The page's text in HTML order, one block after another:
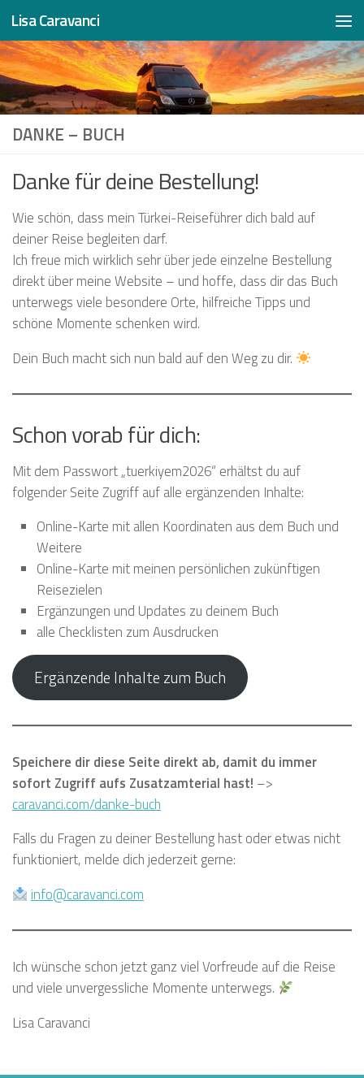
Zum Inhalt springen
Lisa Caravanci
DANKE – BUCH
Danke für deine Bestellung!
Wie schön, dass mein Türkei-Reiseführer dich bald auf
deiner Reise begleiten darf.
Ich freue mich wirklich sehr über jede einzelne Bestellung
direkt über meine Website – und hoffe, dass dir das Buch
unterwegs viele besondere Orte, hilfreiche Tipps und
schöne Momente schenken wird.
Dein Buch macht sich nun bald auf den Weg zu dir.
Schon vorab für dich:
Mit dem Passwort „tuerkiyem2026“ erhältst du auf
folgender Seite Zugriff auf alle ergänzenden Inhalte:
Online-Karte mit allen Koordinaten aus dem Buch und
Weitere
Online-Karte mit meinen persönlichen zukünftigen
Reisezielen
Ergänzungen und Updates zu deinem Buch
alle Checklisten zum Ausdrucken
Ergänzende Inhalte zum Buch
Speichere dir diese Seite direkt ab, damit du immer
sofort Zugriff aufs Zusatzamterial hast! –>
caravanci.com/danke-buch
Falls du Fragen zu deiner Bestellung hast oder etwas nicht
funktioniert, melde dich jederzeit gerne:
info@caravanci.com
Ich wünsche schon jetzt ganz viel Vorfreude auf die Reise
und viele unvergessliche Momente unterwegs.
Lisa Caravanci